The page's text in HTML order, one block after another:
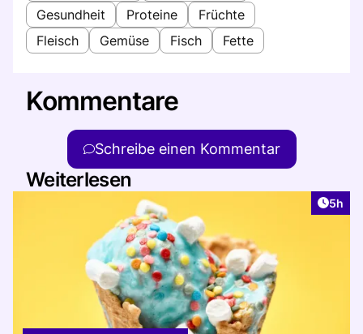
Gesundheit
Proteine
Früchte
Fleisch
Gemüse Fisch Fette
Kommentare
Schreibe einen Kommentar
Weiterlesen
5h